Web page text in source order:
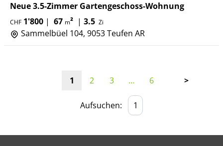
Neue 3.5-Zimmer Gartengeschoss-Wohnung
CHF 1'800 | 67 m² | 3.5 Zi
Sammelbüel 104, 9053 Teufen AR
1 2 3 … 6 >
Aufsuchen: